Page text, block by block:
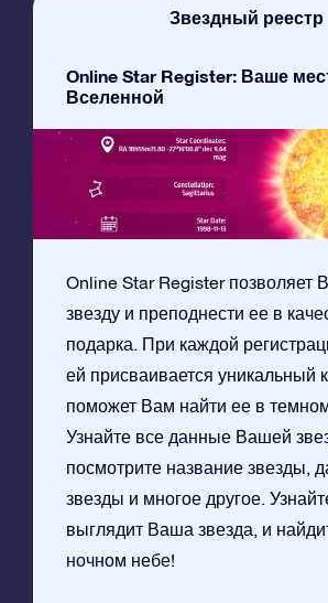
Звездный реестр
Online Star Register: Ваше
Вселенной
Online Star Register позволяет
звезду и преподнести ее в
подарка. При каждой
ей присваивается уникальный
поможет Вам найти ее в
Узнайте все данные Вашей
посмотрите название звезды,
звезды и многое другое.
выглядит Ваша звезда, и
ночном небе!